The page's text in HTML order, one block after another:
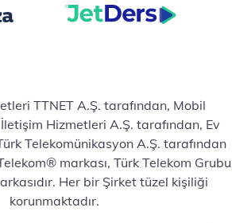
TTNET A.Ş. tarafından, Mobil
Hizmetleri A.Ş. tarafından, Ev
Telekomünikasyon A.Ş. tarafından
markası, Türk Telekom Grubu
Her bir Şirket tüzel kişiliği
korunmaktadır.